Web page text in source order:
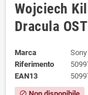
Wojciech
Dracula
Marca
Riferimento
EAN13